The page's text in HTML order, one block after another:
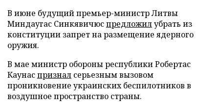
В июне будущий премьер-министр Литвы
Миндаугас Синкявичюспредложилубрать из
конституции запрет на размещение ядерного
оружия.
В мае министр обороны республики Робертас
Каунаспризнал серьезным вызовом
проникновение украинских беспилотников в
воздушное пространство страны.